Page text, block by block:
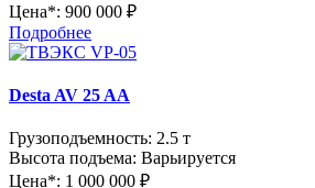
Цена*: 900 000 ₽
Подробнее
Desta AV 25 AA
Грузоподъемность: 2.5 т
Высота подъема: Варьируется
Цена*: 1 000 000 ₽